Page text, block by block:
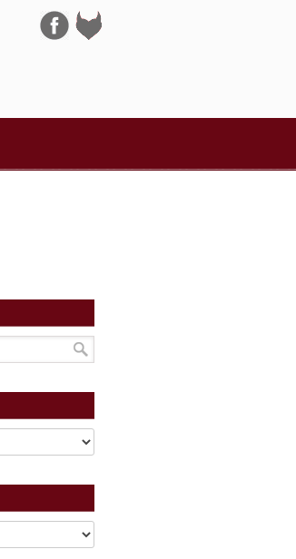
Navigation